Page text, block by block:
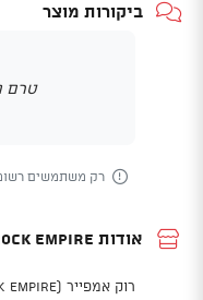
ביקורות מוצר
טרם
רק משתמשים
אודות Rock Empire